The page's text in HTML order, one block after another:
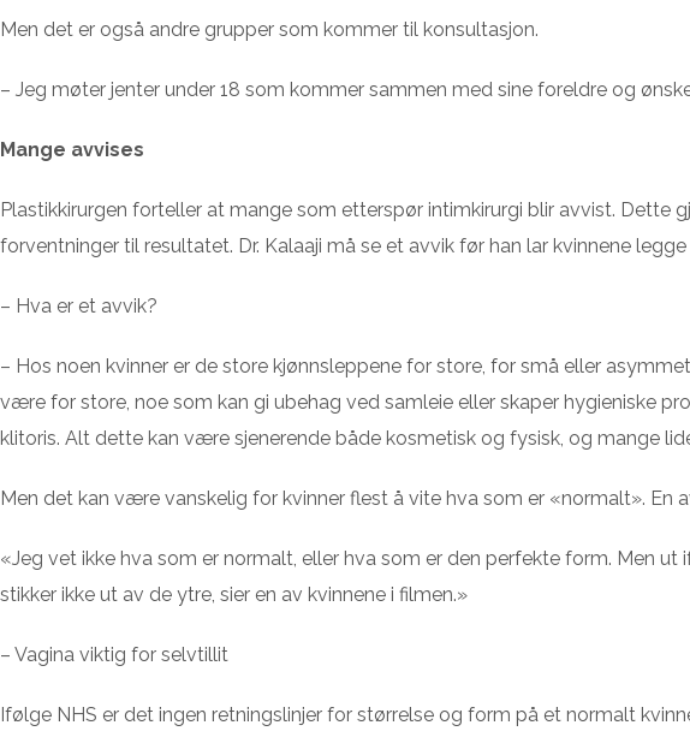
Men det er også andre grupper som kommer til konsultasjon.
– Jeg møter jenter under 18 som kommer sammen med sine foreldre og
Mange avvises
Plastikkirurgen forteller at mange som etterspør intimkirurgi blir avvist. Dette
forventninger til resultatet. Dr. Kalaaji må se et avvik før han lar kvinnene
– Hva er et avvik?
– Hos noen kvinner er de store kjønnsleppene for store, for små eller
være for store, noe som kan gi ubehag ved samleie eller skaper hygieniske
klitoris. Alt dette kan være sjenerende både kosmetisk og fysisk, og mange
Men det kan være vanskelig for kvinner flest å vite hva som er «normalt». En
«Jeg vet ikke hva som er normalt, eller hva som er den perfekte form. Men
stikker ikke ut av de ytre, sier en av kvinnene i filmen.»
– Vagina viktig for selvtillit
Ifølge NHS er det ingen retningslinjer for størrelse og form på et normalt